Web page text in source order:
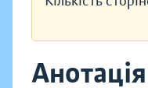
Анотація